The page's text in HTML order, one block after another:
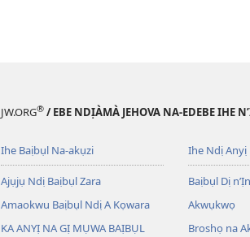
JW.ORG® / EBE NDỊÀMÀ JEHOVA NA-EDEBE IHE
Ihe Baịbụl Na-akụzi
Ajụjụ Ndị Baịbụl Zara
Amaokwu Baịbụl Ndị A Kọwara
KA ANYỊ NA GỊ MỤWA BAỊBỤL
Ihe Ndị Anyị
Baịbụl Dị
Akwụkwọ
Broshọ na